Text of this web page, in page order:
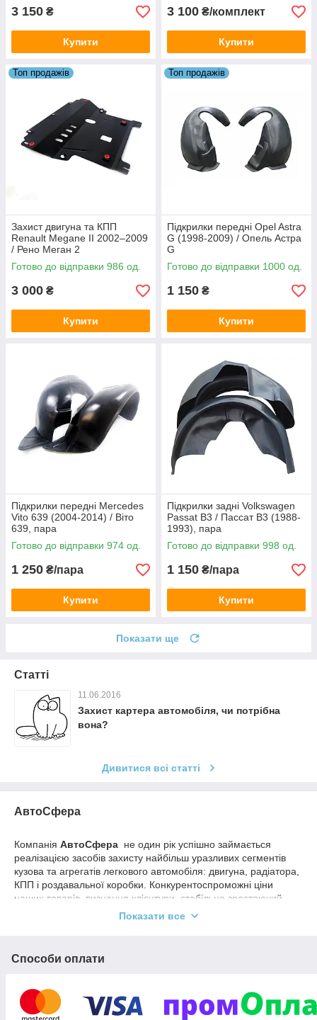
3 150 ₴
Купити
3 100 ₴/комплект
Купити
Топ продажів
Захист двигуна та КПП
Renault Megane II 2002–2009
/ Рено Меган 2
Готово до відправки 986 од.
3 000 ₴
Купити
Топ продажів
Підкрилки передні Opel Astra
G (1998-2009) / Опель Астра
G
Готово до відправки 1000 од.
1 150 ₴
Купити
Підкрилки передні Mercedes
Vito 639 (2004-2014) / Віто
639, пара
Готово до відправки 974 од.
1 250 ₴/пара
Купити
Підкрилки задні Volkswagen
Passat B3 / Пассат B3 (1988-
1993), пара
Готово до відправки 998 од.
1 150 ₴/пара
Купити
Показати ще
Статті
11.06.2016
Захист картера автомобіля, чи потрібна
вона?
Дивитися всі статті
АвтоСфера
Компанія АвтоСфера не один рік успішно займається
реалізацією засобів захисту найбільш уразливих сегментів
кузова та агрегатів легкового автомобіля: двигуна, радіатора,
КПП і роздавальної коробки. Конкурентоспроможні ціни
наших товарів, визнання клієнтури, стабільно зростаючий
обсяг реалізованої продукції, а також бажання допомогти
весь внутрішній ринок України.
- аксесуари легко монтуються;
Показати все
Способи оплати